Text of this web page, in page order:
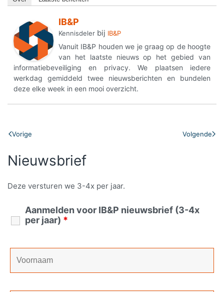
IB&P
Kennisdeler bij IB&P
Vanuit IB&P houden we je graag op de hoogte
van het laatste nieuws op het gebied van
informatiebeveiliging en privacy. We plaatsen iedere
werkdag gemiddeld twee nieuwsberichten en bundelen
deze elke week in een mooi overzicht.
Vorige Volgende
Nieuwsbrief
Deze versturen we 3-4x per jaar.
Aanmelden voor IB&P nieuwsbrief (3-4x
per jaar) *